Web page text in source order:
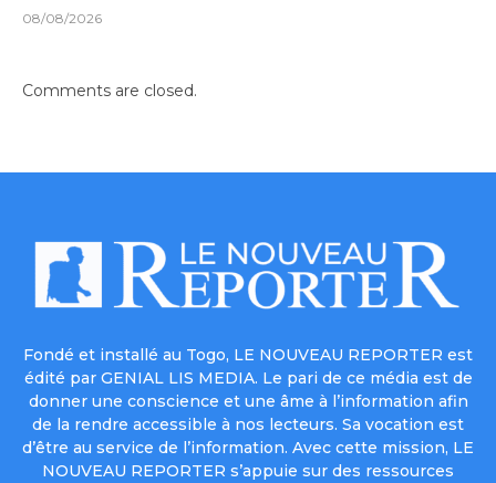
08/08/2026
Comments are closed.
Fondé et installé au Togo, LE NOUVEAU REPORTER est
édité par GENIAL LIS MEDIA. Le pari de ce média est de
donner une conscience et une âme à l’information afin
de la rendre accessible à nos lecteurs. Sa vocation est
d’être au service de l’information. Avec cette mission, LE
NOUVEAU REPORTER s’appuie sur des ressources